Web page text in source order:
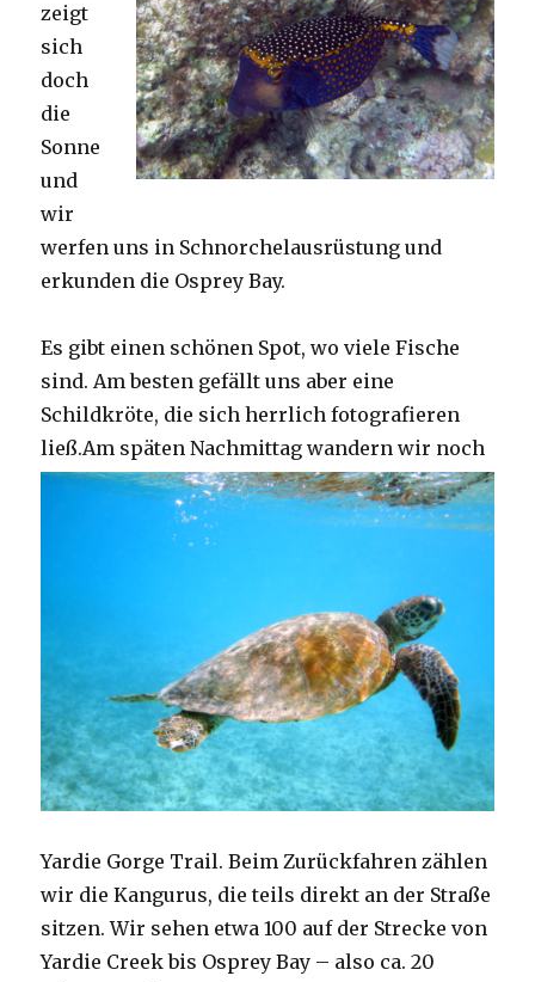
zeigt
sich
doch
die
Sonne
und
wir
werfen uns in Schnorchelausrüstung und
erkunden die Osprey Bay.
Es gibt einen schönen Spot, wo viele Fische
sind. Am besten gefällt uns aber eine
Schildkröte, die sich herrlich fotografieren
ließ.Am späten Nachmittag wandern wir noch
Yardie Gorge Trail. Beim Zurückfahren zählen
wir die Kangurus, die teils direkt an der Straße
sitzen. Wir sehen etwa 100 auf der Strecke von
Yardie Creek bis Osprey Bay – also ca. 20